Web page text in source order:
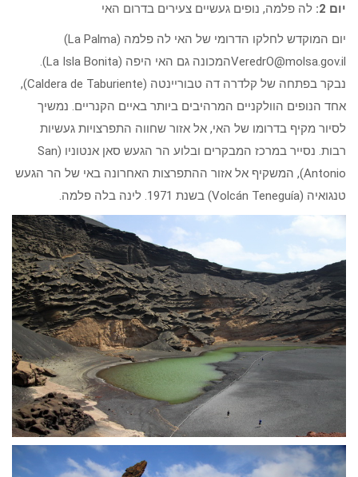
יום 2: לה פלמה, נופים געשיים צעירים בדרום האי
יום המוקדש לחלקו הדרומי של האי לה פלמה (La Palma)
VeredrO@molsa.gov.il
המכונה גם האי היפה (La Isla Bonita).
נבקר בפתחה של קלדרה דה טבוריינטה (Caldera de Taburiente),
אחד הנופים הוולקניים המרהיבים ביותר באיים הקנריים. נמשיך
לסיור מקיף בדרומו של האי, אל אזור שחווה התפרצויות געשיות
רבות. נסייר במרכז המבקרים ובלוע הר הגעש סאן אנטוניו (San
Antonio), המשקיף אל אזור ההתפרצות האחרונה באי של הר הגעש
טנגואיה (Volcán Teneguía) בשנת 1971. לינה בלה פלמה.